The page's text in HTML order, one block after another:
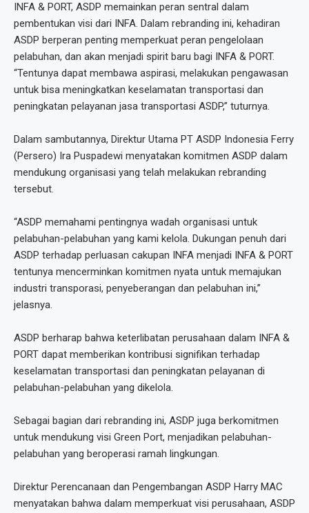
INFA & PORT, ASDP memainkan peran sentral dalam
pembentukan visi dari INFA. Dalam rebranding ini, kehadiran
ASDP berperan penting memperkuat peran pengelolaan
pelabuhan, dan akan menjadi spirit baru bagi INFA & PORT.
“Tentunya dapat membawa aspirasi, melakukan pengawasan
untuk bisa meningkatkan keselamatan transportasi dan
peningkatan pelayanan jasa transportasi ASDP,” tuturnya.
Dalam sambutannya, Direktur Utama PT ASDP Indonesia Ferry
(Persero) Ira Puspadewi menyatakan komitmen ASDP dalam
mendukung organisasi yang telah melakukan rebranding
tersebut.
“ASDP memahami pentingnya wadah organisasi untuk
pelabuhan-pelabuhan yang kami kelola. Dukungan penuh dari
ASDP terhadap perluasan cakupan INFA menjadi INFA & PORT
tentunya mencerminkan komitmen nyata untuk memajukan
industri transporasi, penyeberangan dan pelabuhan ini,”
jelasnya.
ASDP berharap bahwa keterlibatan perusahaan dalam INFA &
PORT dapat memberikan kontribusi signifikan terhadap
keselamatan transportasi dan peningkatan pelayanan di
pelabuhan-pelabuhan yang dikelola.
Sebagai bagian dari rebranding ini, ASDP juga berkomitmen
untuk mendukung visi Green Port, menjadikan pelabuhan-
pelabuhan yang beroperasi ramah lingkungan.
Direktur Perencanaan dan Pengembangan ASDP Harry MAC
menyatakan bahwa dalam memperkuat visi perusahaan, ASDP